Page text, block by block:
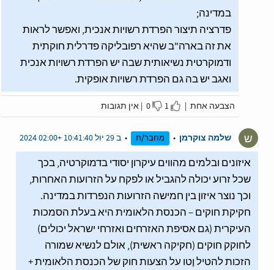
במדינה;
פדרציה תיצור הפרדת רשויות אנכית, ואפשר לראות
את זה בארה"ב שהיא רפובליקה פדרלית חוקתית
ודמוקרטית נשיאותית שבה יש הפרדת רשויות אנכית
ואגב יש בה גם הפרדת רשויות אופקית.
הצבעה אחת |
I agree
אין תגובות
ש שלמה צוקרמן • מחבר/ת • ב 29 יול 10:41:40 +02:00 2024
איזונים ובלמים מהווים עיקרון יסודי בדמוקרטיה, בכך
שכל זרוע יכולה להגביל או לפקח על הזרועות האחרות,
וכך נוצר איזון בין חמישה הזרועות הנפרדות במדינה.
חקיקת חוקים – הכנסת הלאומית היא בעלת הסמכות
העיקרית (גם אסיפת האזרחים ואזרחי ישראל יכולים)
לחוקק חוקים (חקיקה ראשית), אולם לנשיא שמורה
הזכות להטיל וֶטו על הצעות חוק של הכנסת הלאומית +